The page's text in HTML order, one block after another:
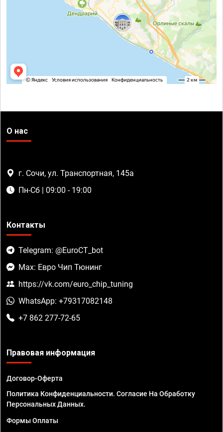
О нас
г. Сочи, ул. Транспортная, 145а
Пн-Сб | 09:00 - 19:00
Контакты
Telegram: @EuroCT_bot
Max: Евро Чип Тюнинг
https://vk.com/euro_chip_tuning
WhatsApp: +79317082148
+7 862 277-72-65
Правовая информация
Договор-Оферта
Политика Конфиденциальности. Согласие На Обработку
Персональных Данных.
Формы Оплаты